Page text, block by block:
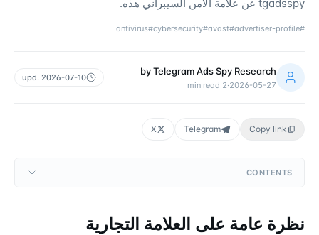
tgadsspy عن علامة الأمن السيبراني هذه.
#
advertiser-profile
#
avast
#
cybersecurity
#
antivirus
byTelegram Ads Spy Research
2026-05-27
·
2
min read
upd. 2026-07-10
Copy link
Telegram
X
CONTENTS
نظرة عامة على العلامة التجارية